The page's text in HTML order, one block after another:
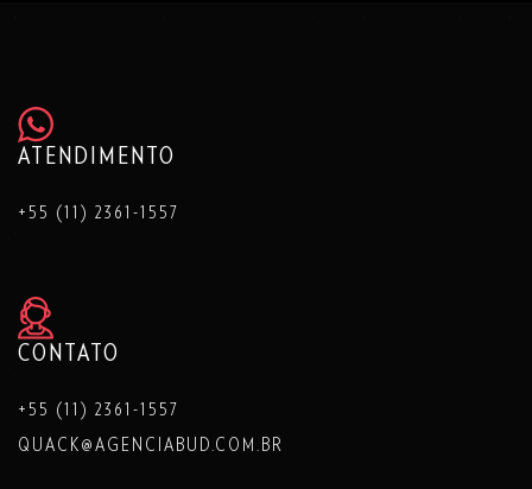
ATENDIMENTO
+55 (11) 2361-1557
CONTATO
+55 (11) 2361-1557
QUACK@AGENCIABUD.COM.BR